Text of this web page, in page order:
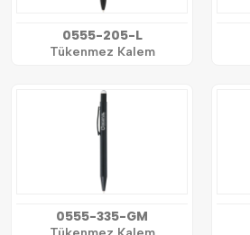
0555-205-L
Tükenmez Kalem
0555-335-GM